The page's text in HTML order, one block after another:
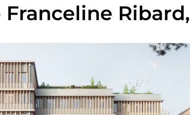
Ribard,